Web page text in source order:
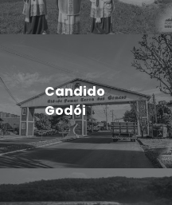
Candido
Godói